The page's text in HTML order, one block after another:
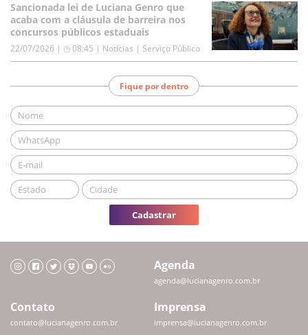
Sancionada lei de Luciana Genro que
acaba com a cláusula de barreira nos
concursos públicos estaduais
22/07/2026 | ◷ 08:45 | Notícias | Serviço Público
Fique por dentro
Cadastrar
Agenda
agenda@lucianagenro.com.br
Contato
contato@lucianagenro.com.br
Imprensa
imprensa@lucianagenro.com.br